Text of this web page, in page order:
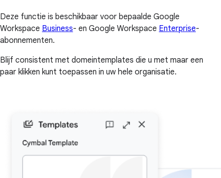
Deze functie is beschikbaar voor bepaalde Google
Workspace Business- en Google Workspace Enterprise-
abonnementen.
Blijf consistent met domeintemplates die u met maar een
paar klikken kunt toepassen in uw hele organisatie.